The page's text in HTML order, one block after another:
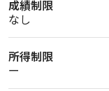
成績制限
なし
所得制限
ー